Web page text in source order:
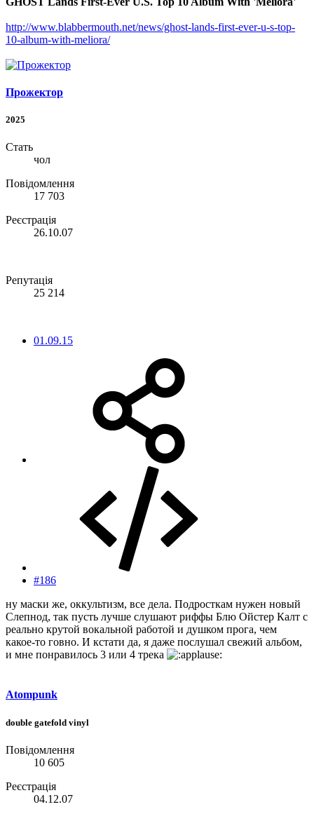
http://www.blabbermouth.net/news/ghost-lands-first-ever-u-s-top-
10-album-with-meliora/
Прожектор
2025
Стать
чол
Повідомлення
17 703
Реєстрація
26.10.07
Репутація
25 214
01.09.15
#186
ну маски же, оккультизм, все дела. Подросткам нужен новый
Слепнод, так пусть лучше слушают риффы Блю Ойстер Калт с
реально крутой вокальной работой и душком прога, чем
какое-то говно. И кстати да, я даже послушал свежий альбом,
и мне понравилось 3 или 4 трека
Atompunk
double gatefold vinyl
Повідомлення
10 605
Реєстрація
04.12.07